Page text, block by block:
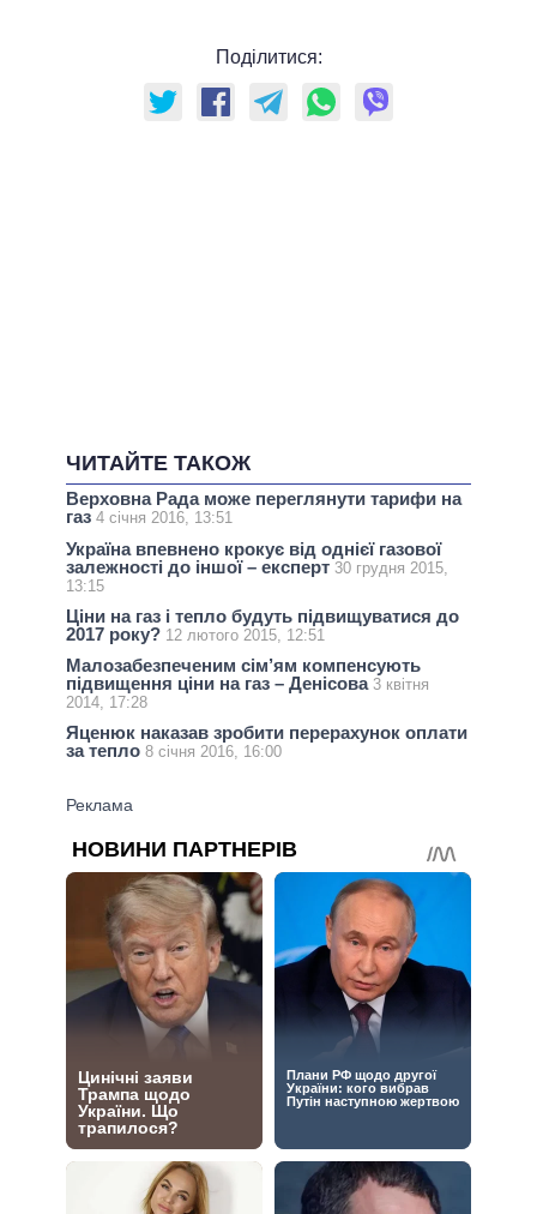
Поділитися:
ЧИТАЙТЕ ТАКОЖ
Верховна Рада може переглянути тарифи на
газ 4 січня 2016, 13:51
Україна впевнено крокує від однієї газової
залежності до іншої – експерт 30 грудня 2015,
13:15
Ціни на газ і тепло будуть підвищуватися до
2017 року? 12 лютого 2015, 12:51
Малозабезпеченим сім’ям компенсують
підвищення ціни на газ – Денісова 3 квітня
2014, 17:28
Яценюк наказав зробити перерахунок оплати
за тепло 8 січня 2016, 16:00